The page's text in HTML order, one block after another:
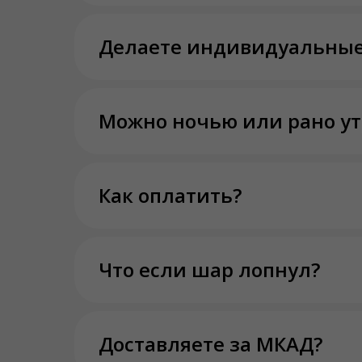
Делаете
Можно ночью или рано
Как оплатить?
Что если шар лопнул?
Доставляете за МКАД?